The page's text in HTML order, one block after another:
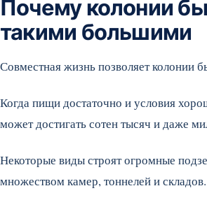
Почему колонии
такими большими
Совместная жизнь позволяет колонии
Когда пищи достаточно и условия
может достигать сотен тысяч и даже
Некоторые виды строят огромные
множеством камер, тоннелей и складов.